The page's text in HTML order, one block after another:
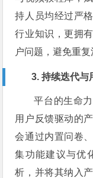
持人员均经过严
行业知识，更拥
户问题，避免重复
3. 持续迭代与
平台的生命
用户反馈驱动的
会通过内置问卷
集功能建议与优
析，并将其纳入